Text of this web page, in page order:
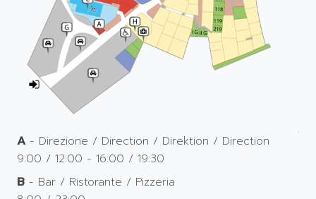
A- Direzione / Direction / Direktion / Direction
9:00 / 12:00 - 16:00 / 19:30
B - Bar / Ristorante / Pizzeria